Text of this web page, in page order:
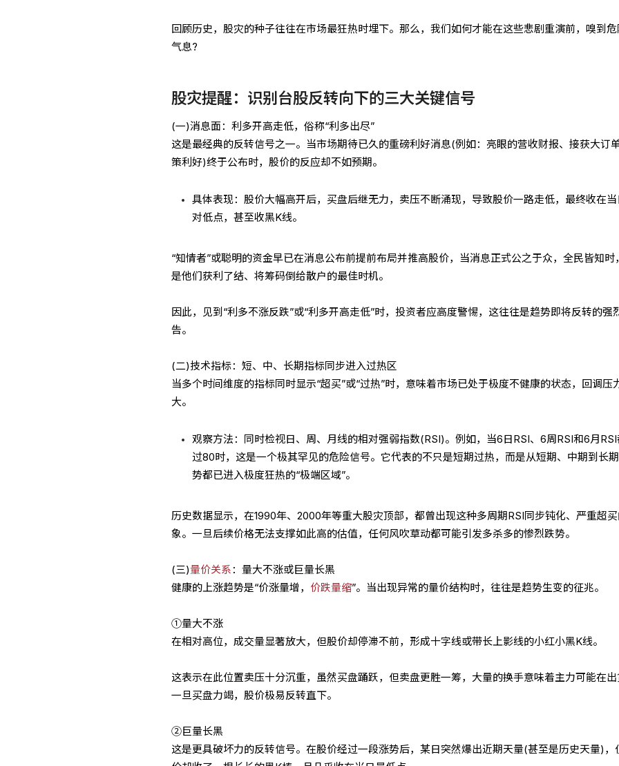
回顾历史，股灾的种子往往在市场最狂热时埋下。那么，我们如何才能在这些悲剧重演前，嗅到
气息?
股灾提醒：识别台股反转向下的三大关键信号
(一)消息面：利多开高走低，俗称“利多出尽”
这是最经典的反转信号之一。当市场期待已久的重磅利好消息(例如：亮眼的营收财报、接获大订
策利好)终于公布时，股价的反应却不如预期。
具体表现：股价大幅高开后，买盘后继无力，卖压不断涌现，导致股价一路走低，最终收在
对低点，甚至收黑K线。
“知情者”或聪明的资金早已在消息公布前提前布局并推高股价，当消息正式公之于众，全民皆知时
是他们获利了结、将筹码倒给散户的最佳时机。
因此，见到“利多不涨反跌”或“利多开高走低”时，投资者应高度警惕，这往往是趋势即将反转的强
告。
(二)技术指标：短、中、长期指标同步进入过热区
当多个时间维度的指标同时显示“超买”或“过热”时，意味着市场已处于极度不健康的状态，回调压
大。
观察方法：同时检视日、周、月线的相对强弱指数(RSI)。例如，当6日RSI、6周RSI和6月
过80时，这是一个极其罕见的危险信号。它代表的不只是短期过热，而是从短期、中期到长
势都已进入极度狂热的“极端区域”。
历史数据显示，在1990年、2000年等重大股灾顶部，都曾出现这种多周期RSI同步钝化、严重超
象。一旦后续价格无法支撑如此高的估值，任何风吹草动都可能引发多杀多的惨烈跌势。
(三)量价关系 ：量大不涨或巨量长黑
健康的上涨趋势是“价涨量增， 价跌量缩”。当出现异常的量价结构时，往往是趋势生变的征兆。
①量大不涨
在相对高位，成交量显著放大，但股价却停滞不前，形成十字线或带长上影线的小红小黑K线。
这表示在此位置卖压十分沉重，虽然买盘踊跃，但卖盘更胜一筹，大量的换手意味着主力可能在
一旦买盘力竭，股价极易反转直下。
②巨量长黑
这是更具破坏力的反转信号。在股价经过一段涨势后，某日突然爆出近期天量(甚至是历史天量)，